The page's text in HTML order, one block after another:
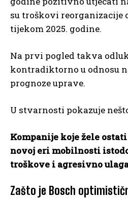
su troškovi reorganizacije
tijekom 2025. godine.
Na prvi pogled takva
kontradiktorno u odnosu
prognoze uprave.
U stvarnosti pokazuje
Kompanije koje žele
novoj eri mobilnosti
troškove i agresivno
Zašto je Bosch